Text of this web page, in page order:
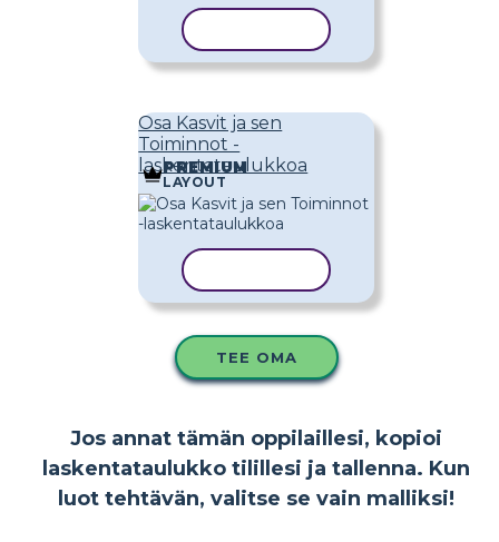
Osa Kasvit ja sen
Toiminnot -
laskentataulukkoa
PREMIUM
LAYOUT
TEE OMA
Jos annat tämän oppilaillesi, kopioi
laskentataulukko tilillesi ja tallenna. Kun
luot tehtävän, valitse se vain malliksi!